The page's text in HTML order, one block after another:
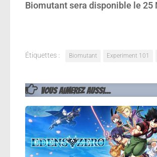
Biomutant sera disponible le 25
Étiquettes : Biomutant Experiment 101
VOUS AIMEREZ AUSSI...